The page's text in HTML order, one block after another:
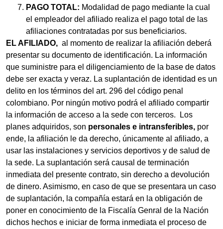
PAGO TOTAL: Modalidad de pago mediante la cual
el empleador del afiliado realiza el pago total de las
afiliaciones contratadas por sus beneficiarios.
EL AFILIADO, al momento de realizar la afiliación deberá
presentar su documento de identificación. La información
que suministre para el diligenciamiento de la base de datos
debe ser exacta y veraz. La suplantación de identidad es un
delito en los términos del art. 296 del código penal
colombiano. Por ningún motivo podrá el afiliado compartir
la información de acceso a la sede con terceros. Los
planes adquiridos, son personales e intransferibles, por
ende, la afiliación le da derecho, únicamente al afiliado, a
usar las instalaciones y servicios deportivos y de salud de
la sede. La suplantación será causal de terminación
inmediata del presente contrato, sin derecho a devolución
de dinero. Asimismo, en caso de que se presentara un caso
de suplantación, la compañía estará en la obligación de
poner en conocimiento de la Fiscalía Genral de la Nación
dichos hechos e iniciar de forma inmediata el proceso de